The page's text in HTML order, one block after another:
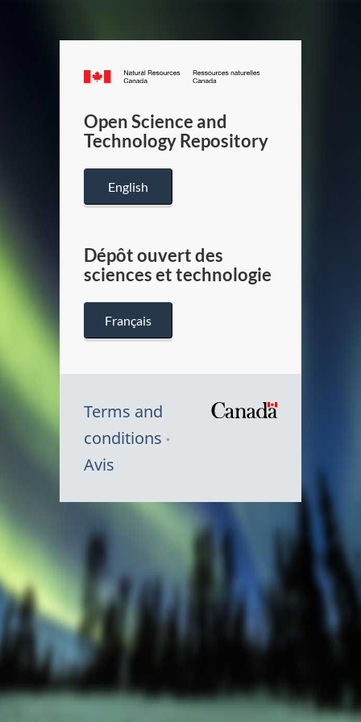
Canada.ca
/
Canada
Open Science and
Technology Repository
English
Dépôt ouvert des
sciences et technologie
Français
Terms and
conditions
Avis
Canada